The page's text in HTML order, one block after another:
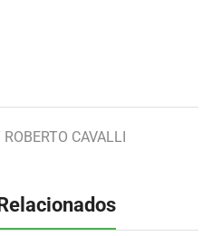
CAVALLI